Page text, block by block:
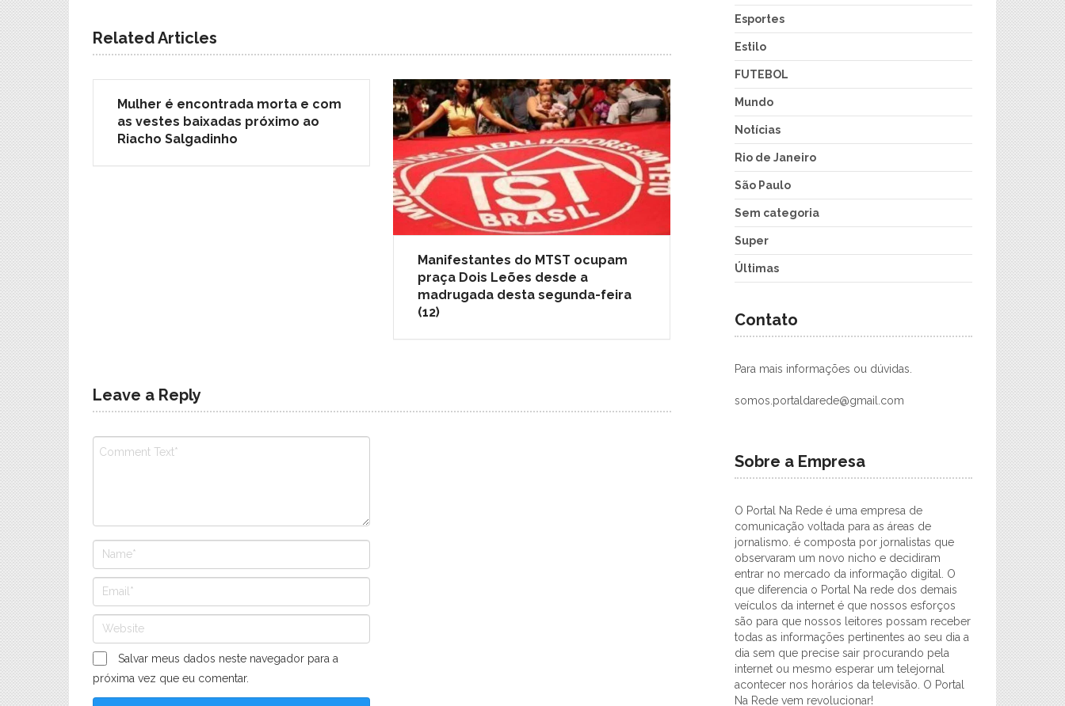
Related Articles
Mulher é encontrada morta e com
as vestes baixadas próximo ao
Riacho Salgadinho
Manifestantes do MTST ocupam
praça Dois Leões desde a
madrugada desta segunda-feira
(12)
Leave a Reply
Salvar meus dados neste navegador para a
próxima vez que eu comentar.
Esportes
Estilo
FUTEBOL
Mundo
Notícias
Rio de Janeiro
São Paulo
Sem categoria
Super
Últimas
Contato
Para mais informações ou dúvidas.
somos.portaldarede@gmail.com
Sobre a Empresa
O Portal Na Rede é uma empresa de
comunicação voltada para as áreas de
jornalismo. é composta por jornalistas que
observaram um novo nicho e decidiram
entrar no mercado da informação digital. O
que diferencia o Portal Na rede dos demais
veículos da internet é que nossos esforços
são para que nossos leitores possam receber
todas as informações pertinentes ao seu dia a
dia sem que precise sair procurando pela
internet ou mesmo esperar um telejornal
acontecer nos horários da televisão. O Portal
Na Rede vem revolucionar!